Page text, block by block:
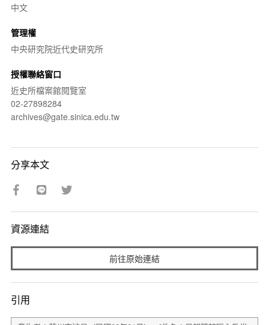
中文
管理權
中央研究院近代史研究所
授權聯絡窗口
近史所檔案館閱覽室
02-27898284
archives@gate.sinica.edu.tw
分享本文
資源連結
前往原始連結
引用